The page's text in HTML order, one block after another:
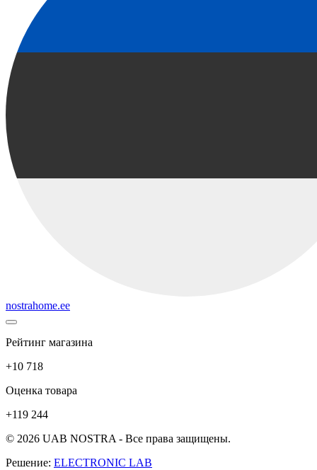
nostrahome.ee
Рейтинг магазина
+10 718
Оценка товара
+119 244
© 2026 UAB NOSTRA - Все права защищены.
Решение: ELECTRONIC LAB